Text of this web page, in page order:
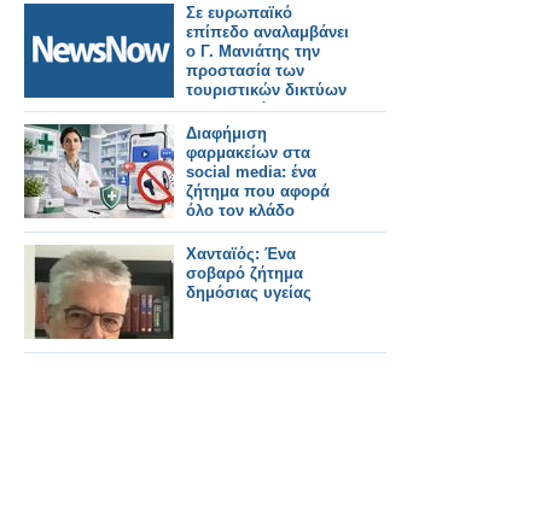
Σε ευρωπαϊκό
επίπεδο αναλαμβάνει
ο Γ. Μανιάτης την
προστασία των
τουριστικών δικτύων
Σιδηροδρόμου.
Διαφήμιση
φαρμακείων στα
social media: ένα
ζήτημα που αφορά
όλο τον κλάδο
Χανταϊός: Ένα
σοβαρό ζήτημα
δημόσιας υγείας